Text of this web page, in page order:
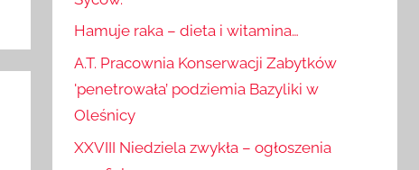
Syców.
Hamuje raka – dieta i witamina…
A.T. Pracownia Konserwacji Zabytków
'penetrowała’ podziemia Bazyliki w
Oleśnicy
XXVIII Niedziela zwykła – ogłoszenia